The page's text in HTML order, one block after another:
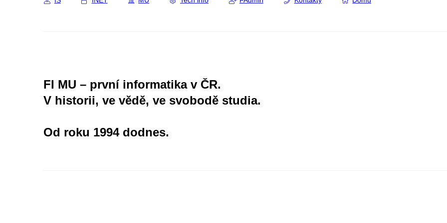
FI MU – první informatika v ČR.
V historii, ve vědě, ve svobodě studia.
Od roku 1994 dodnes.